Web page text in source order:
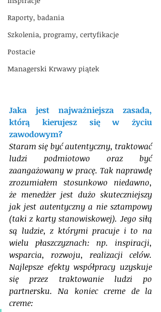
Raporty, badania
Szkolenia, programy, certyfikacje
Postacie
Managerski Krwawy piątek
Jaka jest najważniejsza zasada,
którą kierujesz się w życiu
zawodowym?
Staram się być autentyczny, traktować
ludzi podmiotowo oraz być
zaangażowany w pracę. Tak naprawdę
zrozumiałem stosunkowo niedawno,
że menedżer jest dużo skuteczniejszy
jak jest autentyczny a nie sztampowy
(taki z karty stanowiskowej). Jego siłą
są ludzie, z którymi pracuje i to na
wielu płaszczyznach: np. inspiracji,
wsparcia, rozwoju, realizacji celów.
Najlepsze efekty współpracy uzyskuje
się przez traktowanie ludzi po
partnersku. Na koniec creme de la
creme: